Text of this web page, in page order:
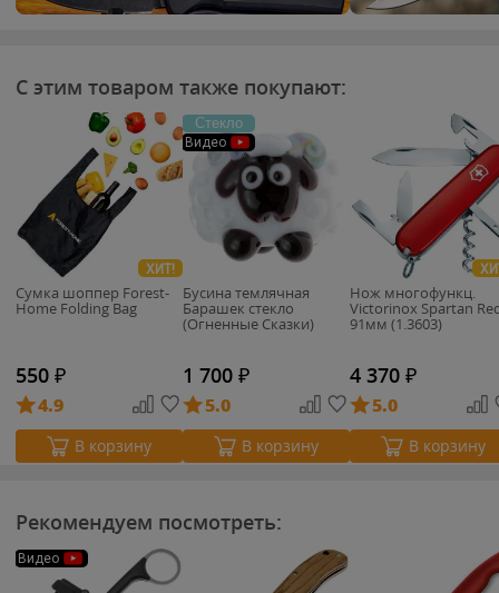
С этим товаром также покупают:
ХИТ!
Сумка шоппер Forest-
Home Folding Bag
550 ₽
4.9
В корзину
Стекло
Видео
Бусина темлячная
Барашек стекло
(Огненные Сказки)
1 700 ₽
5.0
В корзину
Нож многофункц.
Victorinox Spartan
91мм (1.3603)
4 370 ₽
5.0
В корзину
Рекомендуем посмотреть:
Видео